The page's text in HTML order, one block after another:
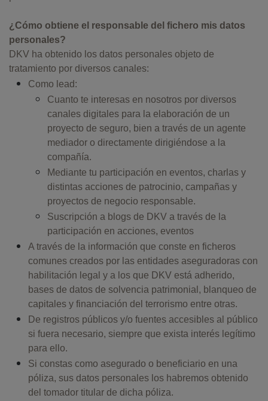
¿Cómo obtiene el responsable del fichero mis datos
personales?
DKV ha obtenido los datos personales objeto de
tratamiento por diversos canales:
Como lead:
Cuanto te interesas en nosotros por diversos
canales digitales para la elaboración de un
proyecto de seguro, bien a través de un agente
mediador o directamente dirigiéndose a la
compañía.
Mediante tu participación en eventos, charlas y
distintas acciones de patrocinio, campañas y
proyectos de negocio responsable.
Suscripción a blogs de DKV a través de la
participación en acciones, eventos
A través de la información que conste en ficheros
comunes creados por las entidades aseguradoras con
habilitación legal y a los que DKV está adherido,
bases de datos de solvencia patrimonial, blanqueo de
capitales y financiación del terrorismo entre otras.
De registros públicos y/o fuentes accesibles al público
si fuera necesario, siempre que exista interés legítimo
para ello.
Si constas como asegurado o beneficiario en una
póliza, sus datos personales los habremos obtenido
del tomador titular de dicha póliza.